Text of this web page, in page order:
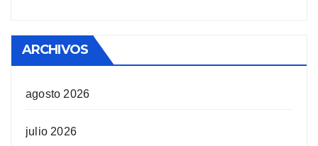
ARCHIVOS
agosto 2026
julio 2026